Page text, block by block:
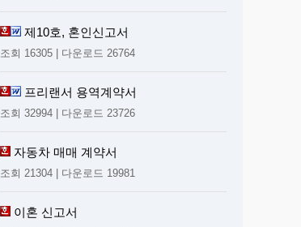
제10호, 혼인신고서
조회 16305 | 다운로드 26764
프리랜서 용역계약서
조회 32994 | 다운로드 23726
자동차 매매 계약서
조회 21304 | 다운로드 19981
이혼 신고서